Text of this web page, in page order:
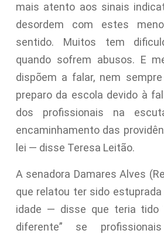
mais atento aos sinais
desordem com estes
sentido. Muitos tem
quando sofrem abusos. E
dispõem a falar, nem
preparo da escola devido à
dos profissionais na
encaminhamento das
lei — disse Teresa Leitão.
A senadora Damares Alves
que relatou ter sido
idade — disse que teria tido
diferente” se